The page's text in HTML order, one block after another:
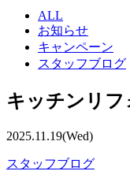
ALL
お知らせ
キャンペーン
スタッフブログ
キッチンリフ
2025.11.19(Wed)
スタッフブログ